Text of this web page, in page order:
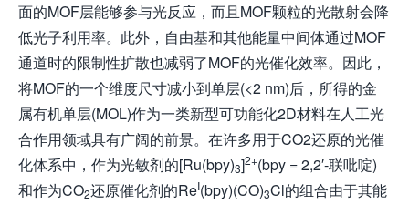
面的MOF层能够参与光反应，而且MOF颗粒的光散射会降
低光子利用率。此外，自由基和其他能量中间体通过MOF
通道时的限制性扩散也减弱了MOF的光催化效率。因此，
将MOF的一个维度尺寸减小到单层(<2 nm)后，所得的金
属有机单层(MOL)作为一类新型可功能化2D材料在人工光
合作用领域具有广阔的前景。在许多用于CO2还原的光催
化体系中，作为光敏剂的[Ru(bpy)3]2+(bpy = 2,2′-联吡啶)
和作为CO2还原催化剂的ReI(bpy)(CO)3Cl的组合由于其能